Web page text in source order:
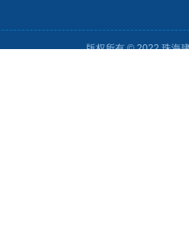
版权所有 © 2022 珠海